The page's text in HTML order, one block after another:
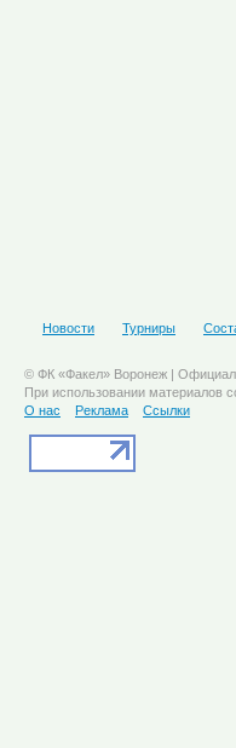
Новости Турниры
© ФК «Факел» Воронеж |
При использовании материалов
О нас
Реклама Ссылки